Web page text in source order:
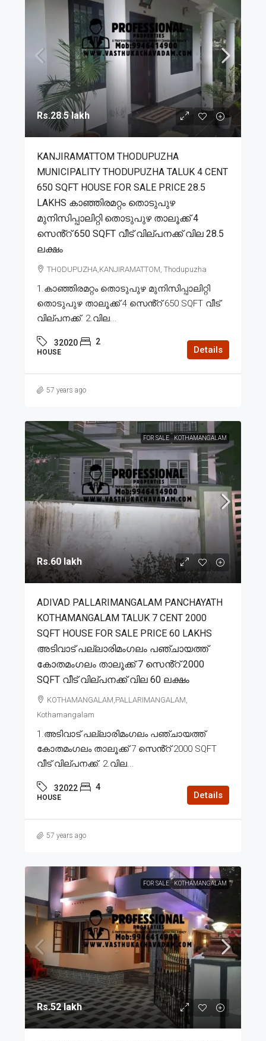
Rs.28.5 lakh
KANJIRAMATTOM THODUPUZHA
MUNICIPALITY THODUPUZHA TALUK 4 CENT
650 SQFT HOUSE FOR SALE PRICE 28.5
LAKHS കാഞ്ഞിരമറ്റം തൊടുപുഴ
മുനിസിപ്പാലിറ്റി തൊടുപുഴ താലൂക്ക് 4
സെൻ്റ് 650 SQFT വീട് വില്പനക്ക് വില 28.5
ലക്ഷം
THODUPUZHA,KANJIRAMATTOM, Thodupuzha
1.കാഞ്ഞിരമറ്റം തൊടുപുഴ മുനിസിപ്പാലിറ്റി
തൊടുപുഴ താലൂക്ക് 4 സെൻ്റ് 650 SQFT വീട്
വില്പനക്ക്. 2.വില...
32020 2
HOUSE Details
57 years ago
FOR SALE KOTHAMANGALAM
Rs.60 lakh
ADIVAD PALLARIMANGALAM PANCHAYATH
KOTHAMANGALAM TALUK 7 CENT 2000
SQFT HOUSE FOR SALE PRICE 60 LAKHS
അടിവാട് പല്ലാരിമംഗലം പഞ്ചായത്ത്
കോതമംഗലം താലൂക്ക് 7 സെൻ്റ് 2000
SQFT വീട് വില്പനക്ക് വില 60 ലക്ഷം
KOTHAMANGALAM,PALLARIMANGALAM,
Kothamangalam
1.അടിവാട് പല്ലാരിമംഗലം പഞ്ചായത്ത്
കോതമംഗലം താലൂക്ക് 7 സെൻ്റ് 2000 SQFT
വീട് വില്പനക്ക്. 2.വില...
32022 4
HOUSE Details
57 years ago
FOR SALE KOTHAMANGALAM
Rs.52 lakh